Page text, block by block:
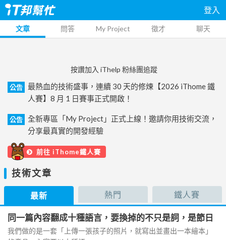
登入
文章 問答 My Project 徵才 聊天
按讚加入 iThelp 粉絲團追蹤
公告
最熱血的技術盛事，連續 30 天的修煉【2026 iThome 鐵
人賽】8 月 1 日賽事正式開啟！
公告
全新專區「My Project」正式上線！邀請你用技術交流，
分享最真實的開發經驗
前往 iThome鐵人賽
技術文章
最新 熱門 鐵人賽
同一篇內容翻成十種語言，要換掉的不只是詞，是節日
我們做的是一套「上傳一張孩子的照片，就寫出並畫出一本繪本」